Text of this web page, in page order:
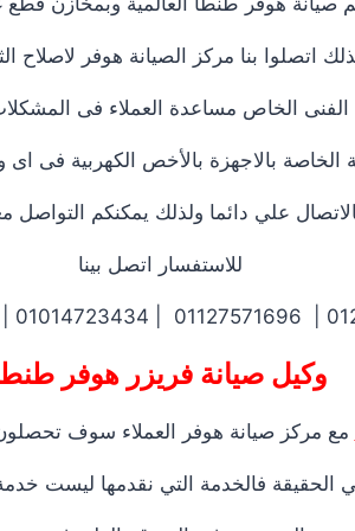
اتصلوا بنا مركز الصيانة هوفر
الخاص مساعدة العملاء فى
الخاصة بالاجهزة بالأخص الكهربية
علي دائما ولذلك يمكنكم
للاستفسار اتصل بينا
وكيل صيانة فريزر هوفر
مع مركز صيانة هوفر العملاء سوف تحصلون
الحقيقة فالخدمة التي نقدمها ليست